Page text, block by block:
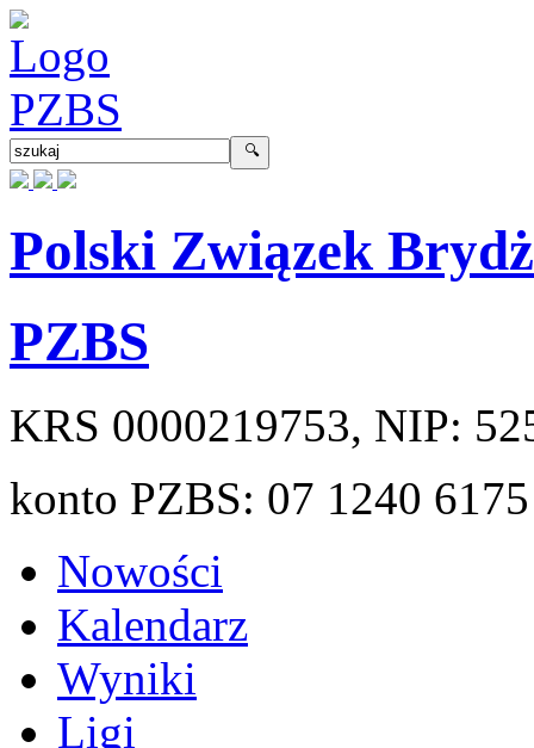
Polski Związek
PZBS
KRS 0000219753, NIP:
konto PZBS: 07 1240
Nowości
Kalendarz
Wyniki
Ligi